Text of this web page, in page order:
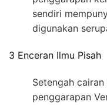
sendiri
digunakan
3 Enceran Ilmu Pisah
Setengah
penggarapan